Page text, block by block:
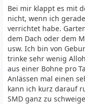
Bei mir klappt es mit
nicht, wenn ich
verrichtet habe.
dem Dach oder dem
usw. Ich bin von
trinke sehr wenig
aus einer Bohne pro
Anlässen mal einen
kann ich kurz darauf
SMD ganz zu